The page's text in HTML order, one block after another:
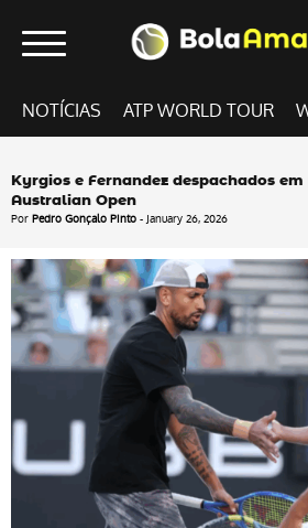
NOTÍCIAS ATP WORLD TOUR
Kyrgios e Fernandez despachados
Australian Open
Por Pedro Gonçalo Pinto - January 26, 2026